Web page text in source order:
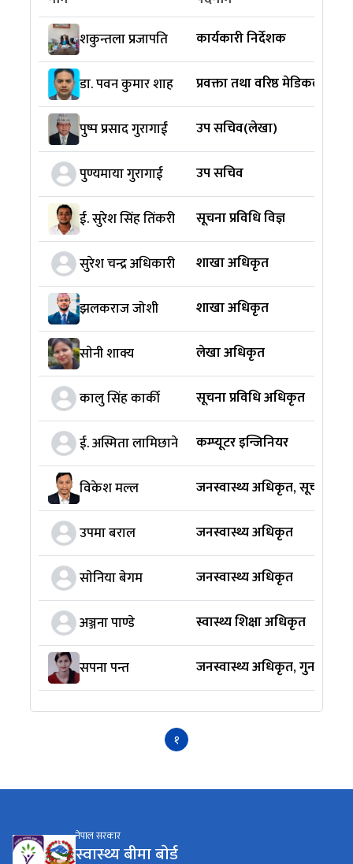
शकुन्तला प्रजापति कार्यकारी निर्देशक
डा. पवन कुमार शाह प्रवक्ता तथा वरिष्ठ मेडिकल
पुष्प प्रसाद गुरागाईं उप सचिव(लेखा)
पुण्यमाया गुरागाई उप सचिव
ई. सुरेश सिंह तिंकरी सूचना प्रविधि विज्ञ
सुरेश चन्द्र अधिकारी शाखा अधिकृत
झलकराज जोशी शाखा अधिकृत
साेनी शाक्य लेखा अधिकृत
कालु सिंह कार्की सूचना प्रविधि अधिकृत
ई. अस्मिता लामिछाने कम्प्यूटर इन्जिनियर
विकेश मल्ल जनस्वास्थ्य अधिकृत, सूचना
उपमा बराल जनस्वास्थ्य अधिकृत
साेनिया बेगम जनस्वास्थ्य अधिकृत
अञ्जना पाण्डे स्वास्थ्य शिक्षा अधिकृत
सपना पन्त जनस्वास्थ्य अधिकृत, गुनासो
१
नेपाल सरकार
स्वास्थ्य बीमा बाेर्ड